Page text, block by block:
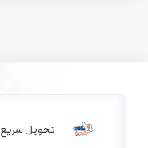
تحویل سریع